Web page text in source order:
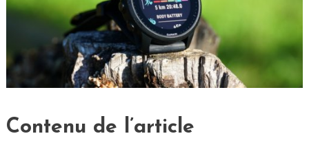
Contenu de l’article